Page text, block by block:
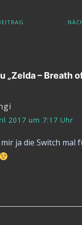
„Zelda – Breath
2017 um 7:17 Uhr
ja die Switch mal